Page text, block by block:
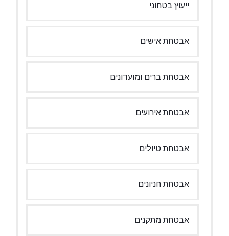
ייעוץ בטחוני
אבטחת אישים
אבטחת ברים ומועדונים
אבטחת אירועים
אבטחת טיולים
אבטחת חניונים
אבטחת מתקנים